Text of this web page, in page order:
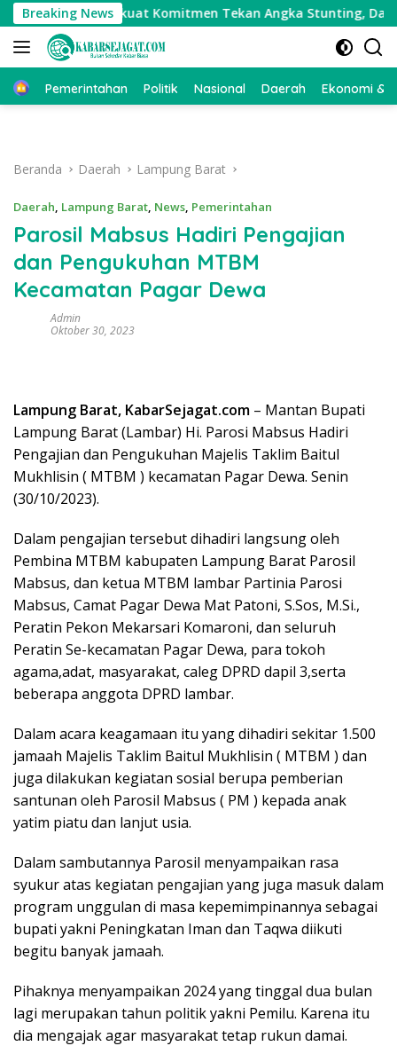
Langsung
ke
konten
Breaking News
Perkuat Komitmen Tekan Angka Stunting, Dan
Beranda
Pemerintahan Politik Nasional Daerah Ekonomi &
Beranda Daerah Lampung Barat
Daerah, Lampung Barat, News, Pemerintahan
Parosil Mabsus Hadiri Pengajian
dan Pengukuhan MTBM
Kecamatan Pagar Dewa
Admin
Oktober 30, 2023
Lampung Barat, KabarSejagat.com – Mantan Bupati
Lampung Barat (Lambar) Hi. Parosi Mabsus Hadiri
Pengajian dan Pengukuhan Majelis Taklim Baitul
Mukhlisin ( MTBM ) kecamatan Pagar Dewa. Senin
(30/10/2023).
Dalam pengajian tersebut dihadiri langsung oleh
Pembina MTBM kabupaten Lampung Barat Parosil
Mabsus, dan ketua MTBM lambar Partinia Parosi
Mabsus, Camat Pagar Dewa Mat Patoni, S.Sos, M.Si.,
Peratin Pekon Mekarsari Komaroni, dan seluruh
Peratin Se-kecamatan Pagar Dewa, para tokoh
agama,adat, masyarakat, caleg DPRD dapil 3,serta
beberapa anggota DPRD lambar.
Dalam acara keagamaan itu yang dihadiri sekitar 1.500
jamaah Majelis Taklim Baitul Mukhlisin ( MTBM ) dan
juga dilakukan kegiatan sosial berupa pemberian
santunan oleh Parosil Mabsus ( PM ) kepada anak
yatim piatu dan lanjut usia.
Dalam sambutannya Parosil menyampaikan rasa
syukur atas kegiatan pengajian yang juga masuk dalam
program unggulan di masa kepemimpinannya sebagai
bupati yakni Peningkatan Iman dan Taqwa diikuti
begitu banyak jamaah.
Pihaknya menyampaikan 2024 yang tinggal dua bulan
lagi merupakan tahun politik yakni Pemilu. Karena itu
dia mengajak agar masyarakat tetap rukun damai.